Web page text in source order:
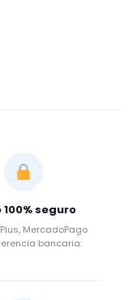
100% seguro
MercadoPago
bancaria.